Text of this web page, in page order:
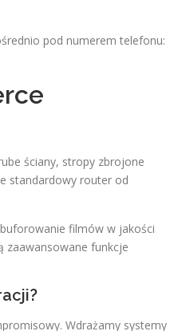
pod numerem telefonu:
ściany, stropy zbrojone
standardowy router od
filmów w jakości
zaawansowane funkcje
Wdrażamy systemy